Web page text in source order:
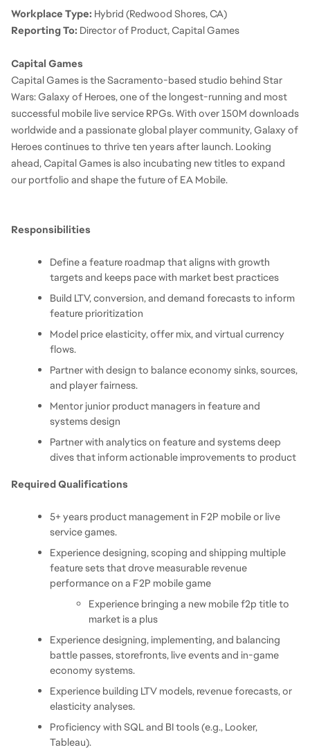
Workplace Type: Hybrid (Redwood Shores, CA)
Reporting To: Director of Product, Capital Games
Capital Games
Capital Games is the Sacramento-based studio behind Star
Wars: Galaxy of Heroes, one of the longest-running and most
successful mobile live service RPGs. With over 150M downloads
worldwide and a passionate global player community, Galaxy of
Heroes continues to thrive ten years after launch. Looking
ahead, Capital Games is also incubating new titles to expand
our portfolio and shape the future of EA Mobile.
Responsibilities
Define a feature roadmap that aligns with growth
targets and keeps pace with market best practices
Build LTV, conversion, and demand forecasts to inform
feature prioritization
Model price elasticity, offer mix, and virtual currency
flows.
Partner with design to balance economy sinks, sources,
and player fairness.
Mentor junior product managers in feature and
systems design
Partner with analytics on feature and systems deep
dives that inform actionable improvements to product
Required Qualifications
5+ years product management in F2P mobile or live
service games.
Experience designing, scoping and shipping multiple
feature sets that drove measurable revenue
performance on a F2P mobile game
Experience bringing a new mobile f2p title to
market is a plus
Experience designing, implementing, and balancing
battle passes, storefronts, live events and in-game
economy systems.
Experience building LTV models, revenue forecasts, or
elasticity analyses.
Proficiency with SQL and BI tools (e.g., Looker,
Tableau).